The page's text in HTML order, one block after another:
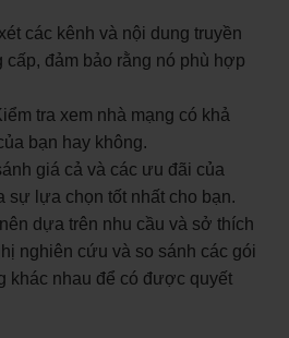
các kênh và nội dung truyền
cấp, đảm bảo rằng nó phù hợp
tra xem nhà mạng có khả
bạn hay không.
giá cả và các ưu đãi của
sự lựa chọn tốt nhất cho bạn.
dựa trên nhu cầu và sở thích
nghiên cứu và so sánh các gói
khác nhau để có được quyết